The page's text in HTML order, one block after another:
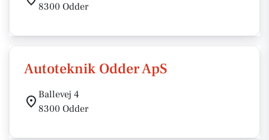
8300 Odder
Autoteknik Odder ApS
Ballevej 4
8300 Odder